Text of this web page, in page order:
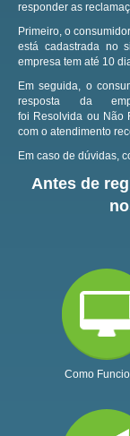
responder as
Primeiro, o
está cadastrada no
empresa tem até 10
Em seguida, o
resposta da
foi Resolvida ou Não
com o atendimento
Em caso de dúvidas,
Antes de
Como